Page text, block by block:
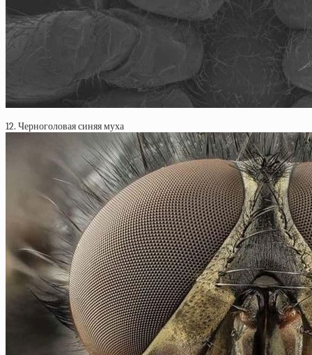
12. Черноголовая синяя муха